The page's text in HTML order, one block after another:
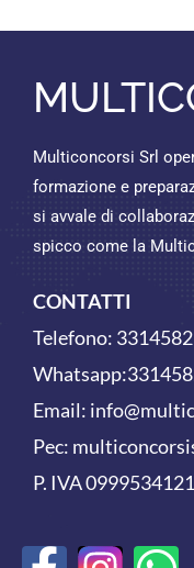
Multiconcorsi Srl
formazione e
si avvale di
spicco come la
CONTATTI
Telefono:
Whatsapp:
Email:
Pec:
P. IVA